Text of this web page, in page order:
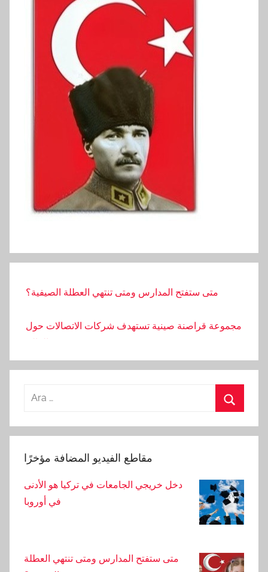
دخل خريجي الجامعات في تركيا هو الأدنى في أوروبا
متى ستفتح المدارس ومتى تنتهي العطلة الصيفية؟
مجموعة قراصنة صينية تستهدف شركات الاتصالات حول
العالم
بدأت الحكومة الأمريكية باستخدام أدوات الذكاء
أصيب عامل بجروح خطيرة بعد سقوطه من ارتفاع أثناء
لا يوجد أمطار في أضنة في الأسبوع الأول من شهر
تم الإعلان عن أكثر الأحياء ازدحامًا في أضنة. إليكم هذا
Arama:
مقاطع الفيديو المضافة مؤخرًا
دخل خريجي الجامعات في تركيا هو الأدنى
في أوروبا
متى ستفتح المدارس ومتى تنتهي العطلة